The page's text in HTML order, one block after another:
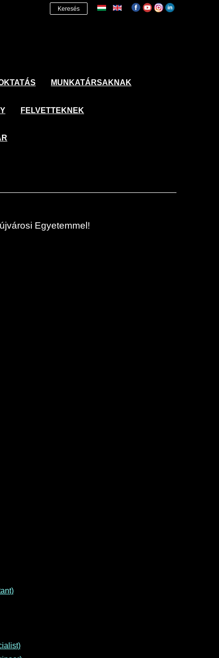
Keresés
MUNKATÁRSAKNAK
FELVETTEKNEK
Egyetemmel!